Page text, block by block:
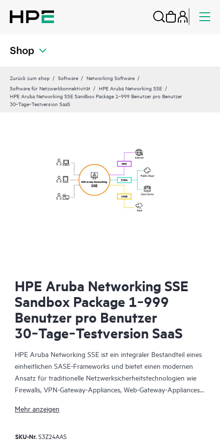
Shop
Zurück zum shop Software
Networking Software
Software für Netzwerkkonnektivität
HPE Aruba Networking SSE
HPE Aruba Networking SSE Sandbox Package 1‑999 Benutzer pro Benutzer
30‑Tage‑Testversion SaaS
HPE Aruba Networking SSE
Sandbox Package 1‑999
Benutzer pro Benutzer
30‑Tage‑Testversion SaaS
HPE Aruba Networking SSE ist ein integraler Bestandteil eines
einheitlichen SASE-Frameworks und bietet einen modernen
Ansatz für traditionelle Netzwerksicherheitstechnologien wie
Firewalls, VPN-Gateway-Appliances, Web-Gateway-Appliances
Aruba Networking SSE den Zugang so nah wie möglich an den
nahtlos mit wichtigen Geschäftsressourcen.
Mehr anzeigen
SKU-Nr.S3Z24AAS